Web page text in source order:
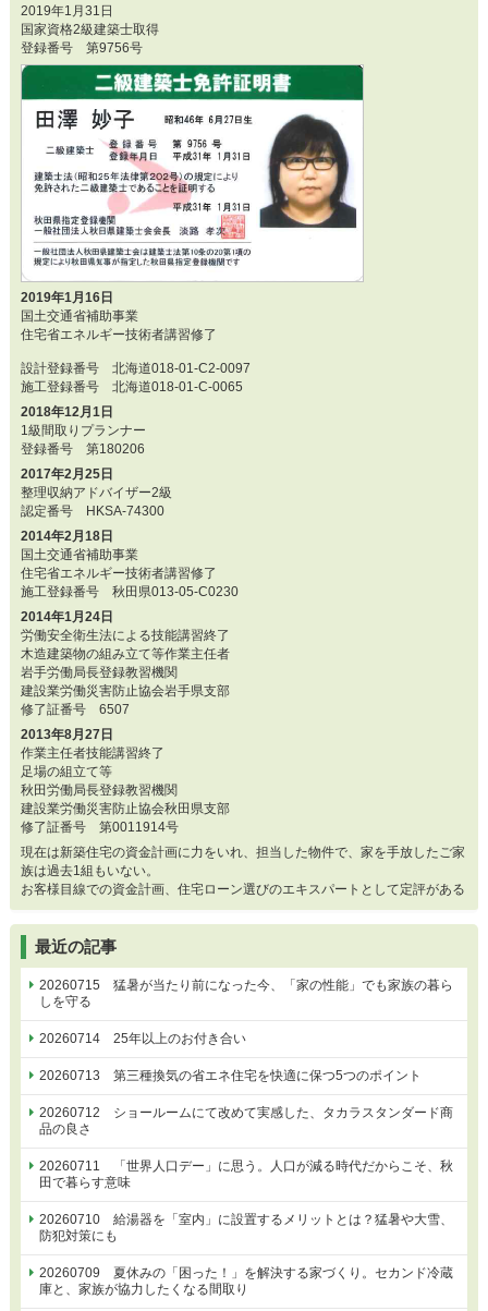
2019年1月31日
国家資格2級建築士取得
登録番号 第9756号
2019年1月16日
国土交通省補助事業
住宅省エネルギー技術者講習修了
設計登録番号 北海道018-01-C2-0097
施工登録番号 北海道018-01-C-0065
2018年12月1日
1級間取りプランナー
登録番号 第180206
2017年2月25日
整理収納アドバイザー2級
認定番号 HKSA-74300
2014年2月18日
国土交通省補助事業
住宅省エネルギー技術者講習修了
施工登録番号 秋田県013-05-C0230
2014年1月24日
労働安全衛生法による技能講習終了
木造建築物の組み立て等作業主任者
岩手労働局長登録教習機関
建設業労働災害防止協会岩手県支部
修了証番号 6507
2013年8月27日
作業主任者技能講習終了
足場の組立て等
秋田労働局長登録教習機関
建設業労働災害防止協会秋田県支部
修了証番号 第0011914号
現在は新築住宅の資金計画に力をいれ、担当した物件で、家を手放したご家
族は過去1組もいない。
お客様目線での資金計画、住宅ローン選びのエキスパートとして定評がある
最近の記事
20260715 猛暑が当たり前になった今、「家の性能」でも家族の暮ら
しを守る
20260714 25年以上のお付き合い
20260713 第三種換気の省エネ住宅を快適に保つ5つのポイント
20260712 ショールームにて改めて実感した、タカラスタンダード商
品の良さ
20260711 「世界人口デー」に思う。人口が減る時代だからこそ、秋
田で暮らす意味
20260710 給湯器を「室内」に設置するメリットとは？猛暑や大雪、
防犯対策にも
20260709 夏休みの「困った！」を解決する家づくり。セカンド冷蔵
庫と、家族が協力したくなる間取り